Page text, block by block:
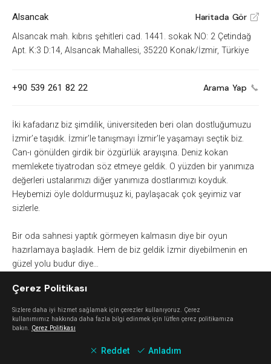
Alsancak Haritada Gör V
Alsancak mah. kıbrıs şehitleri cad. 1441. sokak NO: 2 Çetindağ
Apt. K:3 D:14, Alsancak Mahallesi, 35220 Konak/İzmir, Türkiye
+90 539 261 82 22 Arama Yap
İki kafadarız biz şimdilik, üniversiteden beri olan dostluğumuzu
İzmir’e taşıdık. İzmir’le tanışmayı İzmir’le yaşamayı seçtik biz.
Can-ı gönülden girdik bir özgürlük arayışına. Deniz kokan
memlekete tiyatrodan söz etmeye geldik. O yüzden bir yanımıza
değerleri ustalarımızı diğer yanımıza dostlarımızı koyduk.
Heybemizi öyle doldurmuşuz ki, paylaşacak çok şeyimiz var
sizlerle.
Bir oda sahnesi yaptık görmeyen kalmasın diye bir oyun
hazırlamaya başladık. Hem de biz geldik İzmir diyebilmenin en
güzel yolu budur diye…
Bir varmış bir yokmuş
evvel zaman içinde
Kalbur saman içinde
Develer tellar iken
Çerez Politikası
Sizlere daha iyi hizmet sağlamak için çerezler kullanıyoruz. Çerez
kullanımımız hakkında daha fazla bilgi edinmek için lütfen çerez politikamıza
bakın. Çerez Politikası
Reddet Anladım